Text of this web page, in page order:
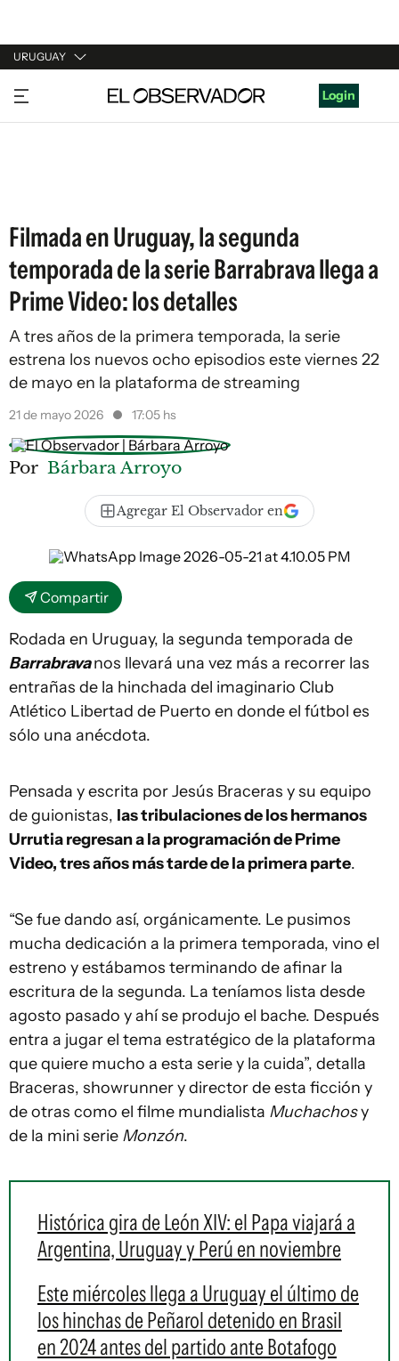
URUGUAY
URUGUAY
ARGENTINA
Login
Filmada en Uruguay, la segunda
temporada de la serie Barrabrava llega a
Prime Video: los detalles
A tres años de la primera temporada, la serie
estrena los nuevos ocho episodios este viernes 22
de mayo en la plataforma de streaming
21 de mayo 2026 17:05 hs
Por Bárbara Arroyo
Agregar El Observador en
Compartir
Rodada en Uruguay, la segunda temporada de
Barrabravanos llevará una vez más a recorrer las
entrañas de la hinchada del imaginario Club
Atlético Libertad de Puerto en donde el fútbol es
sólo una anécdota.
Pensada y escrita por Jesús Braceras y su equipo
de guionistas, las tribulaciones de los hermanos
Urrutia regresan a la programación de Prime
Video, tres años más tarde de la primera parte.
“Se fue dando así, orgánicamente. Le pusimos
mucha dedicación a la primera temporada, vino el
estreno y estábamos terminando de afinar la
escritura de la segunda. La teníamos lista desde
agosto pasado y ahí se produjo el bache. Después
entra a jugar el tema estratégico de la plataforma
que quiere mucho a esta serie y la cuida”, detalla
Braceras, showrunner y director de esta ficción y
de otras como el filme mundialista Muchachosy
de la mini serie Monzón.
Histórica gira de León XIV: el Papa viajará a
Argentina, Uruguay y Perú en noviembre
Este miércoles llega a Uruguay el último de
los hinchas de Peñarol detenido en Brasil
en 2024 antes del partido ante Botafogo